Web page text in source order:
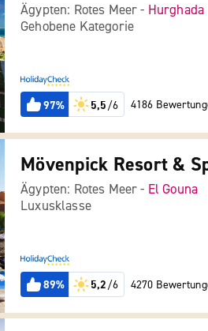
Ägypten: Rotes Meer - Hurghada
Gehobene Kategorie
97% 5,5/6 4186
Ägypten: Rotes Meer - El Gouna
Luxusklasse
89% 5,2/6 4270